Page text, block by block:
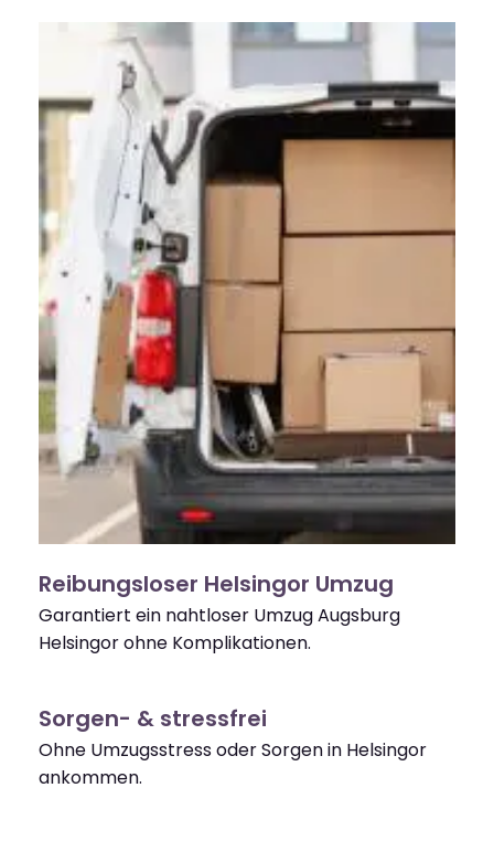
Reibungsloser Helsingor Umzug
Garantiert ein nahtloser Umzug Augsburg
Helsingor ohne Komplikationen.
Sorgen- & stressfrei
Ohne Umzugsstress oder Sorgen in Helsingor
ankommen.